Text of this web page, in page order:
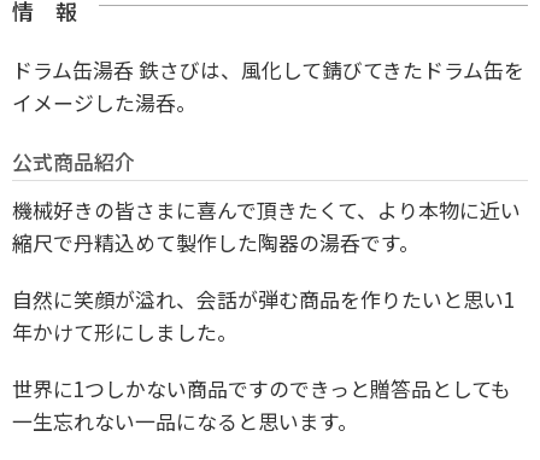
情 報
ドラム缶湯呑 鉄さびは、風化して錆びてきたドラム缶を
イメージした湯呑。
公式商品紹介
機械好きの皆さまに喜んで頂きたくて、より本物に近い
縮尺で丹精込めて製作した陶器の湯呑です。
自然に笑顔が溢れ、会話が弾む商品を作りたいと思い1
年かけて形にしました。
世界に1つしかない商品ですのできっと贈答品としても
一生忘れない一品になると思います。